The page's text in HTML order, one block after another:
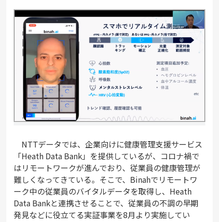
NTTデータでは、企業向けに健康管理支援サービス
「Heath Data Bank」を提供しているが、コロナ禍で
はリモートワークが進んでおり、従業員の健康管理が
難しくなってきている。そこで、Binahでリモートワ
ーク中の従業員のバイタルデータを取得し、Heath
Data Bankと連携させることで、従業員の不調の早期
発見などに役立てる実証事業を8月より実施してい